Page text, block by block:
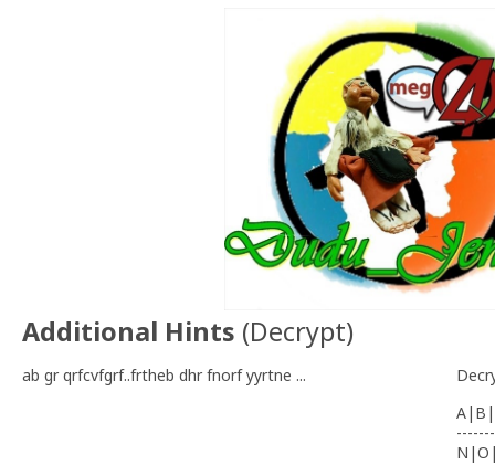
Additional Hints (Decrypt)
ab gr qrfcvfgrf..frtheb dhr fnorf yyrtne ...